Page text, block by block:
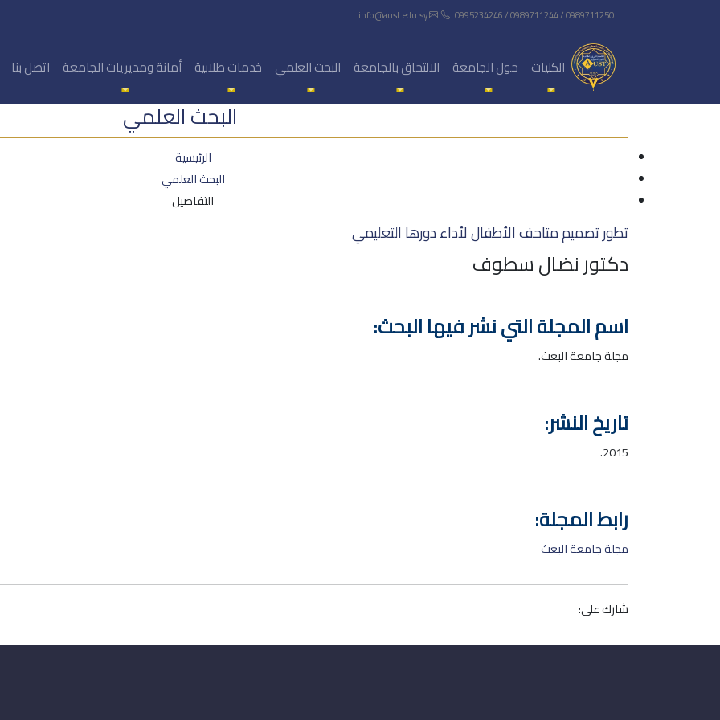
0995234246 / 0989711244 / 0989711250
الكليات حول الجامعة الالتحاق بالجامعة البحث العلمي خدمات طلابية أمانة ومديريات الجامعة اتصل بنا
البحث العلمي
الرئيسية
البحث العلمي
التفاصيل
تطور تصميم متاحف الأطفال لأداء دورها التعليمي
دكتور نضال سطوف
اسم المجلة التي نشر فيها البحث:
مجلة جامعة البعث.
تاريخ النشر:
2015.
رابط المجلة:
مجلة جامعة البعث
شارك على: